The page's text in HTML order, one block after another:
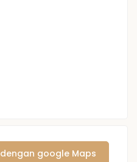
google Maps